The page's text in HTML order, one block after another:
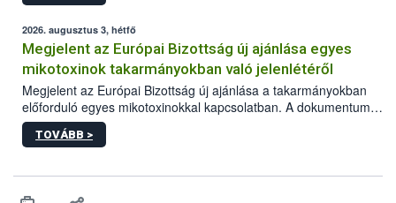
2026. augusztus 3, hétfő
Megjelent az Európai Bizottság új ajánlása egyes
mikotoxinok takarmányokban való jelenlétéről
Megjelent az Európai Bizottság új ajánlása a takarmányokban
előforduló egyes mikotoxinokkal kapcsolatban. A dokumentum
2027-től új irányértékek alkalmazását írja elő, és a jelenleg
hatályos uniós ajánlások helyébe lép.
TOVÁBB >